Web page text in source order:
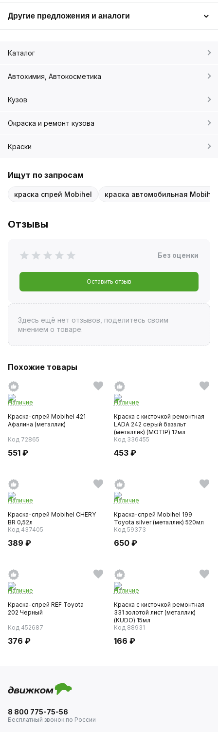
Другие предложения и аналоги
Каталог
Автохимия, Автокосметика
Кузов
Окраска и ремонт кузова
Краски
Ищут по запросам
краска спрей Mobihel краска автомобильная Mobihel
Отзывы
Без оценки
Оставить отзыв
Здесь ещё нет отзывов, поделитесь своим
мнением о товаре.
Похожие товары
Наличие
Краска-спрей Mobihel 421
Афалина (металлик)
Код 72865
551 ₽
Наличие
Краска с кисточкой ремонтная
LADA 242 серый базальт
(металлик) (MOTIP) 12мл
Код 336455
453 ₽
Наличие
Краска-спрей Mobihel CHERY
BR 0,52л
Код 437405
389 ₽
Наличие
Краска-спрей Mobihel 199
Toyota silver (металлик) 520мл
Код 59373
650 ₽
Наличие
Краска-спрей REF Toyota
202 Черный
Код 452687
376 ₽
Наличие
Краска с кисточкой ремонтная
331 золотой лист (металлик)
(KUDO) 15мл
Код 88931
166 ₽
8 800 775-75-56
Бесплатный звонок по России